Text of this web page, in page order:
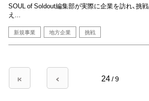
SOUL of Soldout編集部が実際に企業を訪れ、挑
え...
新規事業 地方企業 挑戦
ー
先
頭
前
ペ
24/9